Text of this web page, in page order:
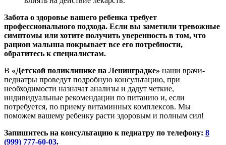
Забота о здоровье вашего ребенка требует
профессионального подхода. Если вы заметили тревожные
симптомы или хотите получить уверенность в том, что
рацион малыша покрывает все его потребности,
обратитесь к специалистам.
В «Детской поликлинике на Ленинградке» наши врачи-
педиатры проведут подробную консультацию, при
необходимости назначат анализы и дадут четкие,
индивидуальные рекомендации по питанию и, если
потребуется, по приему витаминных комплексов. Мы
поможем вашему ребенку расти здоровым и полным сил!
Запишитесь на консультацию к педиатру по телефону: 8
(999) 777-60-03.